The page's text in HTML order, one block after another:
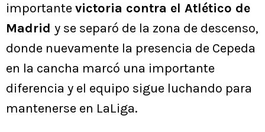
importantevictoria contra el Atlético de
Madrid y se separó de la zona de descenso,
donde nuevamente la presencia de Cepeda
en la cancha marcó una importante
diferencia y el equipo sigue luchando para
mantenerse en LaLiga.